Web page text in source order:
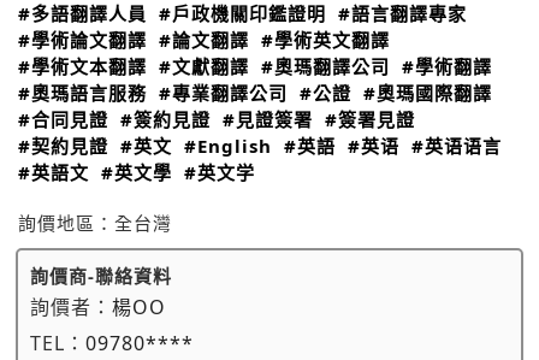
#多語翻譯人員 #戶政機關印鑑證明 #語言翻譯專家
#學術論文翻譯 #論文翻譯 #學術英文翻譯
#學術文本翻譯 #文獻翻譯 #奧瑪翻譯公司 #學術翻譯
#奧瑪語言服務 #專業翻譯公司 #公證 #奧瑪國際翻譯
#合同見證 #簽約見證 #見證簽署 #簽署見證
#契約見證 #英文 #English #英語 #英语 #英语语言
#英語文 #英文學 #英文学
詢價地區： 全台灣
詢價商-聯絡資料
詢價者： 楊OO
TEL： 09780****